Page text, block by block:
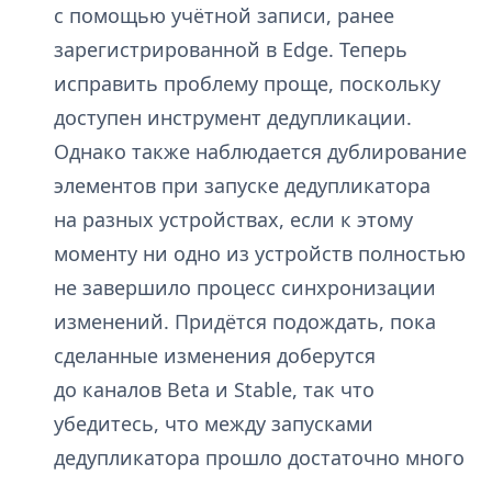
с помощью учётной записи, ранее
зарегистрированной в Edge. Теперь
исправить проблему проще, поскольку
доступен инструмент дедупликации.
Однако также наблюдается дублирование
элементов при запуске дедупликатора
на разных устройствах, если к этому
моменту ни одно из устройств полностью
не завершило процесс синхронизации
изменений. Придётся подождать, пока
сделанные изменения доберутся
до каналов Beta и Stable, так что
убедитесь, что между запусками
дедупликатора прошло достаточно много